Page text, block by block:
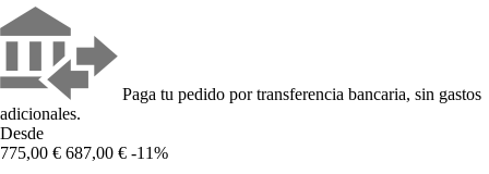
Paga tu pedido por transferencia bancaria, sin gastos
adicionales.
Desde
775,00 € 687,00 € -11%